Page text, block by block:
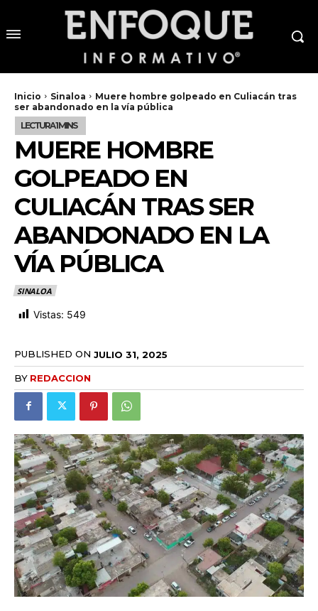
Inicio Sinaloa
Muere hombre golpeado en Culiacán tras
ser abandonado en la vía pública
MUERE HOMBRE
GOLPEADO EN
CULIACÁN TRAS SER
ABANDONADO EN LA
VÍA PÚBLICA
SINALOA
Vistas: 549
PUBLISHED ON JULIO 31, 2025
BY REDACCION